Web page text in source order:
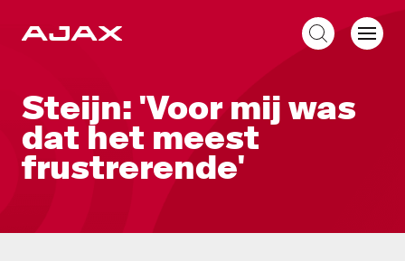
Liveblog
Steijn: 'Voor mij was
dat het meest
frustrerende'